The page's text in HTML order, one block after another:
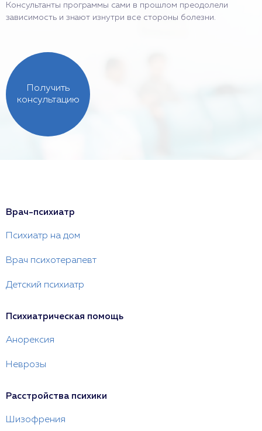
Консультанты программы сами в прошлом преодолели
зависимость и знают изнутри все стороны болезни.
Получить
консультацию
Врач-психиатр
Психиатр на дом
Врач психотерапевт
Детский психиатр
Психиатрическая помощь
Анорексия
Неврозы
Расстройства психики
Шизофрения